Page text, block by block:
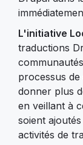
L'initiative
traductions
processus
donner plus
en veillant à
soient
activités de